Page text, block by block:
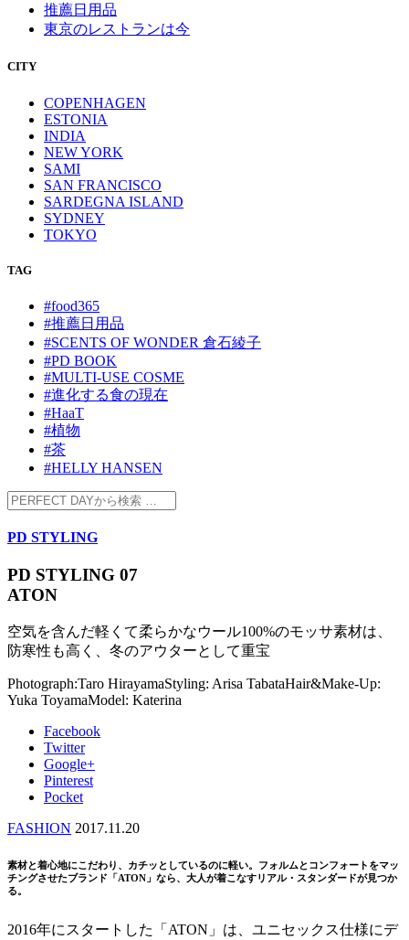
推薦日用品
東京のレストランは今
CITY
COPENHAGEN
ESTONIA
INDIA
NEW YORK
SAMI
SAN FRANCISCO
SARDEGNA ISLAND
SYDNEY
TOKYO
TAG
#food365
#推薦日用品
#SCENTS OF WONDER 倉石綾子
#PD BOOK
#MULTI-USE COSME
#進化する食の現在
#HaaT
#植物
#茶
#HELLY HANSEN
PD STYLING
PD STYLING 07
ATON
空気を含んだ軽くて柔らかなウール100%のモッサ素材は、
防寒性も高く、冬のアウターとして重宝
Photograph:Taro HirayamaStyling: Arisa TabataHair&Make-Up:
Yuka ToyamaModel: Katerina
Facebook
Twitter
Google+
Pinterest
Pocket
FASHION 2017.11.20
素材と着心地にこだわり、カチッとしているのに軽い。フォルムとコンフォートをマッ
チングさせたブランド「ATON」なら、大人が着こなすリアル・スタンダードが見つか
る。
2016年にスタートした「ATON」は、ユニセックス仕様にデ